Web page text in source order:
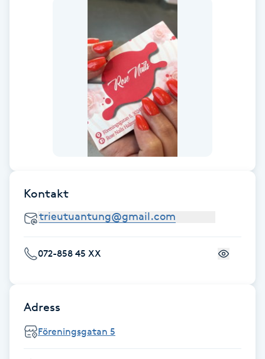
Healing
Herrklippning
HIFU
Hollywood Peel
Kontakt
072-858 45 XX
Adress
Föreningsgatan 5